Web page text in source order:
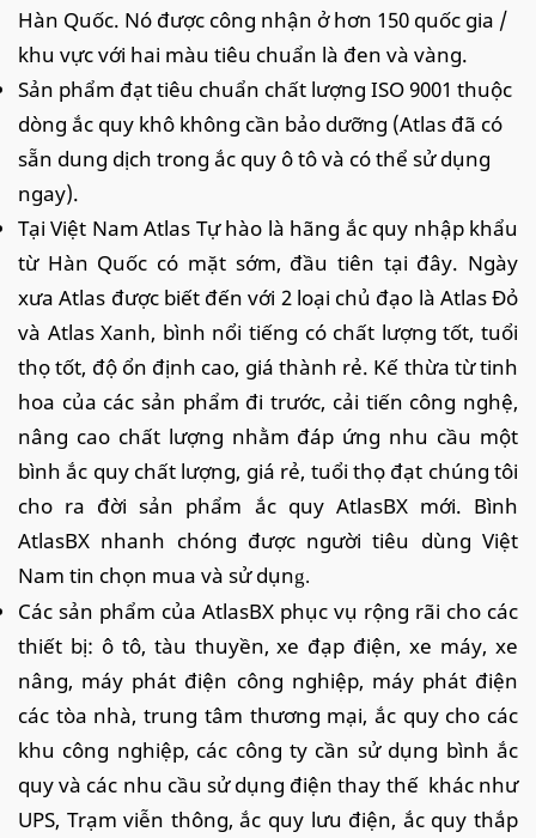
Hàn Quốc. Nó được công nhận ở hơn 150 quốc gia /
khu vực với hai màu tiêu chuẩn là đen và vàng.
Sản phẩm đạt tiêu chuẩn chất lượng ISO 9001 thuộc
dòng ắc quy khô không cần bảo dưỡng (Atlas đã có
sẵn dung dịch trong ắc quy ô tô và có thể sử dụng
ngay).
Tại Việt Nam Atlas Tự hào là hãng ắc quy nhập khẩu
từ Hàn Quốc có mặt sớm, đầu tiên tại đây. Ngày
xưa Atlas được biết đến với 2 loại chủ đạo là Atlas Đỏ
và Atlas Xanh, bình nổi tiếng có chất lượng tốt, tuổi
thọ tốt, độ ổn định cao, giá thành rẻ. Kế thừa từ tinh
hoa của các sản phẩm đi trước, cải tiến công nghệ,
nâng cao chất lượng nhằm đáp ứng nhu cầu một
bình ắc quy chất lượng, giá rẻ, tuổi thọ đạt chúng tôi
cho ra đời sản phẩm ắc quy AtlasBX mới. Bình
AtlasBX nhanh chóng được người tiêu dùng Việt
Nam tin chọn mua và sử dụng.
Các sản phẩm của AtlasBX phục vụ rộng rãi cho các
thiết bị: ô tô, tàu thuyền, xe đạp điện, xe máy, xe
nâng, máy phát điện công nghiệp, máy phát điện
các tòa nhà, trung tâm thương mại, ắc quy cho các
khu công nghiệp, các công ty cần sử dụng bình ắc
quy và các nhu cầu sử dụng điện thay thế khác như
UPS, Trạm viễn thông, ắc quy lưu điện, ắc quy thắp